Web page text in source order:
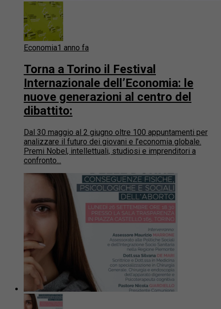
Economia1 anno fa
Torna a Torino il Festival
Internazionale dell’Economia: le
nuove generazioni al centro del
dibattito:
Dal 30 maggio al 2 giugno oltre 100 appuntamenti per
analizzare il futuro dei giovani e l’economia globale.
Premi Nobel, intellettuali, studiosi e imprenditori a
confronto...